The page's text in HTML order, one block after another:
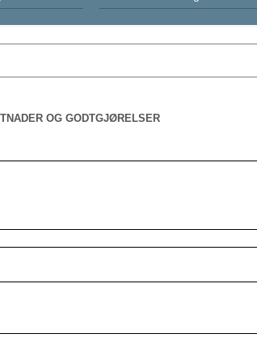
OG GODTGJØRELSER